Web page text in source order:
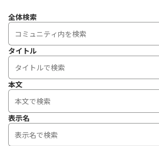
全体検索
タイトル
本文
表示名